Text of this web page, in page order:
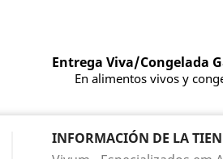
Entrega Viva/Congelada
En alimentos vivos y
INFORMACIÓN DE LA